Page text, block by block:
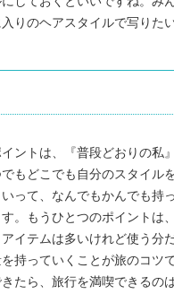
りのヘアスタイルで写りた
ントは、『普段どおりの私
もどこでも自分のスタイル
って、なんでもかんでも持
。もうひとつのポイントは
イテムは多いけれど使う分
持っていくことが旅のコツで
たら、旅行を満喫できるの